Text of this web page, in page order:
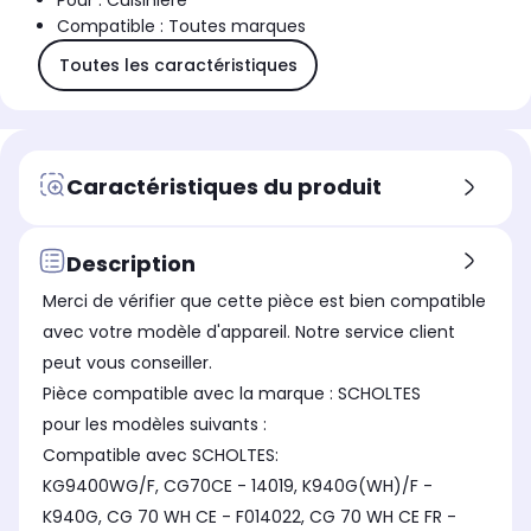
Compatible : Toutes marques
Toutes les caractéristiques
Caractéristiques du produit
Description
Merci de vérifier que cette pièce est bien compatible
avec votre modèle d'appareil. Notre service client
peut vous conseiller.
Pièce compatible avec la marque : SCHOLTES
pour les modèles suivants :
Compatible avec SCHOLTES:
KG9400WG/F, CG70CE - 14019, K940G(WH)/F -
K940G, CG 70 WH CE - F014022, CG 70 WH CE FR -